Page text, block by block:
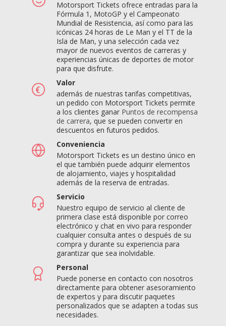
Motorsport Tickets ofrece entradas para la
Fórmula 1, MotoGP y el Campeonato
Mundial de Resistencia, así como para las
icónicas 24 horas de Le Man y el TT de la
Isla de Man, y una selección cada vez
mayor de nuevos eventos de carreras y
experiencias únicas de deportes de motor
para que disfrute.
Valor
además de nuestras tarifas competitivas,
un pedido con Motorsport Tickets permite
a los clientes ganar Puntos de recompensa
de carrera, que se pueden convertir en
descuentos en futuros pedidos.
Conveniencia
Motorsport Tickets es un destino único en
el que también puede adquirir elementos
de alojamiento, viajes y hospitalidad
además de la reserva de entradas.
Servicio
Nuestro equipo de servicio al cliente de
primera clase está disponible por correo
electrónico y chat en vivo para responder
cualquier consulta antes o después de su
compra y durante su experiencia para
garantizar que sea inolvidable.
Personal
Puede ponerse en contacto con nosotros
directamente para obtener asesoramiento
de expertos y para discutir paquetes
personalizados que se adapten a todas sus
necesidades.